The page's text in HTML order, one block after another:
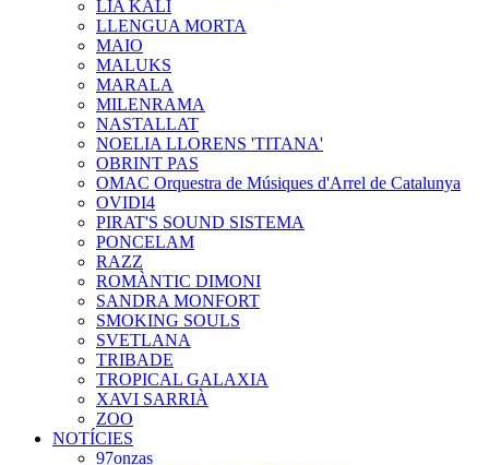
LIA KALI
LLENGUA MORTA
MAIO
MALUKS
MARALA
MILENRAMA
NASTALLAT
NOELIA LLORENS 'TITANA'
OBRINT PAS
OMAC Orquestra de Músiques d'Arrel de Catalunya
OVIDI4
PIRAT'S SOUND SISTEMA
PONCELAM
RAZZ
ROMÀNTIC DIMONI
SANDRA MONFORT
SMOKING SOULS
SVETLANA
TRIBADE
TROPICAL GALAXIA
XAVI SARRIÀ
ZOO
NOTÍCIES
97onzas